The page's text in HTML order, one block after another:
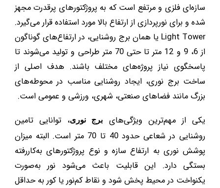
سازه‌ای فلزی و مرتفع است که به پروژکتورهای پرقدرت مجهز
شده و برای نورپردازی از ارتفاع بالا مورد استفاده قرار می‌گیرد.
Light Tower یا همان برج روشنایی، در ارتفاع‌های گوناگون
از 6، 9 و 12 متر تا حتی 70 متر طراحی و تولید می‌شوند تا
پاسخگوی نیاز پروژه‌های مختلف باشند. هدف اصلی از
ساخت برج نوری، ایجاد روشنایی مناسب در محوطه‌های
بزرگ مانند فضاهای صنعتی، شهری، ورزشی و عمومی است.
یکی از مهم‌ترین ویژگی‌های
برج نوری، توانایی تامین
روشنایی در شعاعی حدود 40 تا 70 متر است. البته میزان
پوشش نوری به ارتفاع سازه و نوع پروژکتورهای به‌کاررفته
بستگی دارد. این قابلیت باعث می‌شود نور به‌صورت
یکنواخت در محیط پخش شود و نقاط کم‌نور یا کور به حداقل